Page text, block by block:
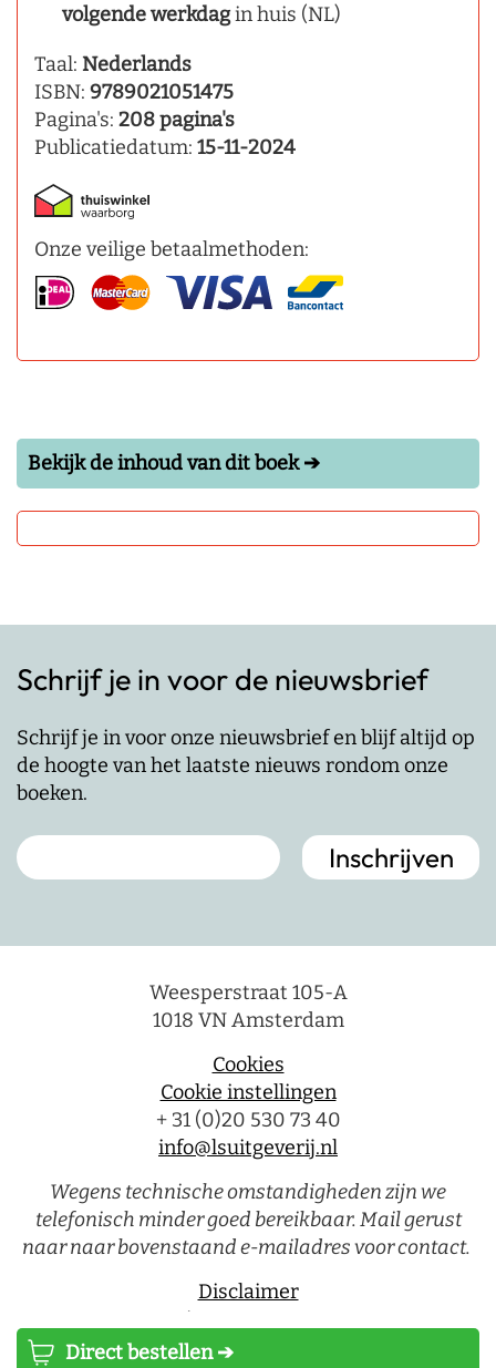
Direct bestellen ➔
volgende werkdagin huis (NL)
Taal: Nederlands
ISBN: 9789021051475
Pagina's: 208 pagina's
Publicatiedatum: 15-11-2024
Onze veilige betaalmethoden:
Bekijk de inhoud van dit boek ➔
Schrijf je in voor de nieuwsbrief
Schrijf je in voor onze nieuwsbrief en blijf altijd op
de hoogte van het laatste nieuws rondom onze
boeken.
Weesperstraat 105-A
1018 VN Amsterdam
Cookies
Cookie instellingen
+ 31 (0)20 530 73 40
info@lsuitgeverij.nl
Wegens technische omstandigheden zijn we
telefonisch minder goed bereikbaar. Mail gerust
naar naar bovenstaand e-mailadres voor contact.
Disclaimer
Privacystatement